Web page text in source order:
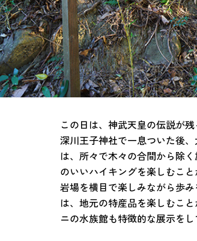
この日は、神武天皇の伝説が
深川王子神社で一息ついた後
は、所々で木々の合間から除
のいいハイキングを楽しむこ
岩場を横目で楽しみながら歩
は、地元の特産品を楽しむこ
ニの水族館も特徴的な展示を